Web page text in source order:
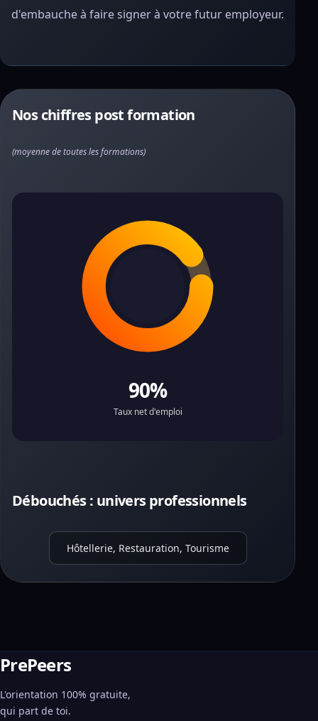
d'embauche à faire signer à votre futur employeur.
Nos chiffres post formation
(moyenne de toutes les formations)
90%
Taux net d'emploi
Débouchés : univers professionnels
Hôtellerie, Restauration, Tourisme
PrePeers
L'orientation 100% gratuite,
qui part de toi.